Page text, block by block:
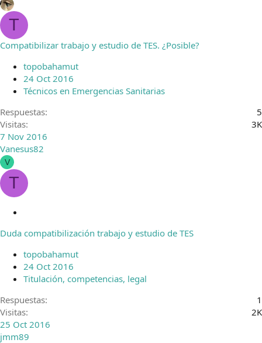
T
Compatibilizar trabajo y estudio de TES. ¿Posible?
topobahamut
24 Oct 2016
Técnicos en Emergencias Sanitarias
Respuestas
5
Visitas
3K
7 Nov 2016
Vanesus82
V
T
r
a
d
o
Duda compatibilización trabajo y estudio de TES
topobahamut
24 Oct 2016
Titulación, competencias, legal
Respuestas
1
Visitas
2K
25 Oct 2016
jmm89